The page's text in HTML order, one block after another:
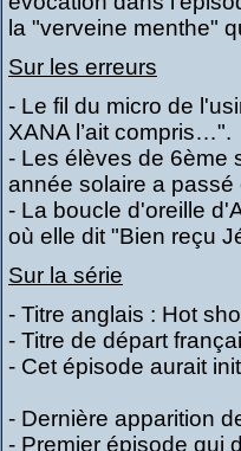
la "verveine menthe"
Sur les erreurs
- Le fil du micro de
XANA l’ait compris…".
- Les élèves de 6ème
année solaire a passé
- La boucle d'oreille
où elle dit "Bien reçu
Sur la série
- Titre anglais : Hot
- Titre de départ
- Cet épisode aurait
- Dernière apparition
- Premier épisode qui